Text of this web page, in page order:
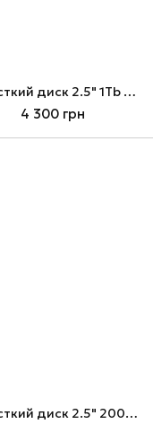
Жорсткий диск 2.5" 1Tb Western Digital Black, SATA3, 32 Мб, 7200 об/хв (WD10JPLX)
4 300 грн
Жорсткий диск 2.5" 200Gb Toshiba, SATA2, 8 Мб, 4200 об/хв (MQ01AAD020C) (Ref)